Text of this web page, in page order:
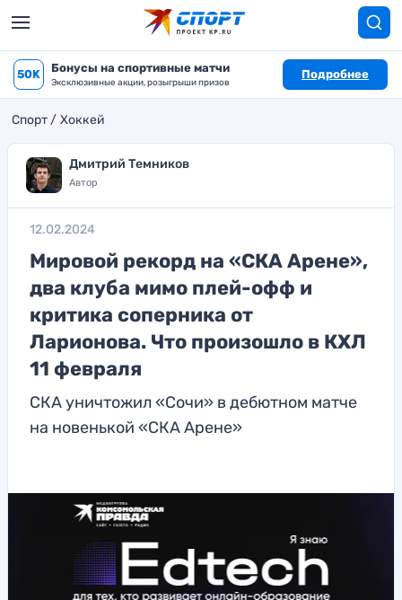
50K Бонусы на спортивные матчи
Эксклюзивные акции, розыгрыши призов
Подробнее
Спорт Хоккей
Дмитрий Темников
Автор
12.02.2024
Мировой рекорд на «СКА Арене»,
два клуба мимо плей-офф и
критика соперника от
Ларионова. Что произошло в КХЛ
11 февраля
СКА уничтожил «Сочи» в дебютном матче
на новенькой «СКА Арене»